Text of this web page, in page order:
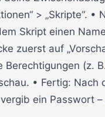
> „Skripte“.
Skript einen
zuerst auf
(z.
• Fertig:
ein Passwort